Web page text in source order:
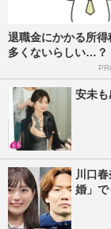
退職金にかかる所得
多くないらしい…？
安未
川口
婚」